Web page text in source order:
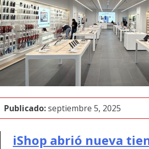
Publicado:septiembre 5, 2025
iShop abrió nueva